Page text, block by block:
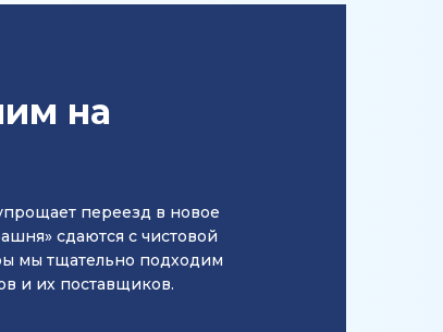
на
переезд в новое
сдаются с чистовой
мы тщательно подходим
и их поставщиков.